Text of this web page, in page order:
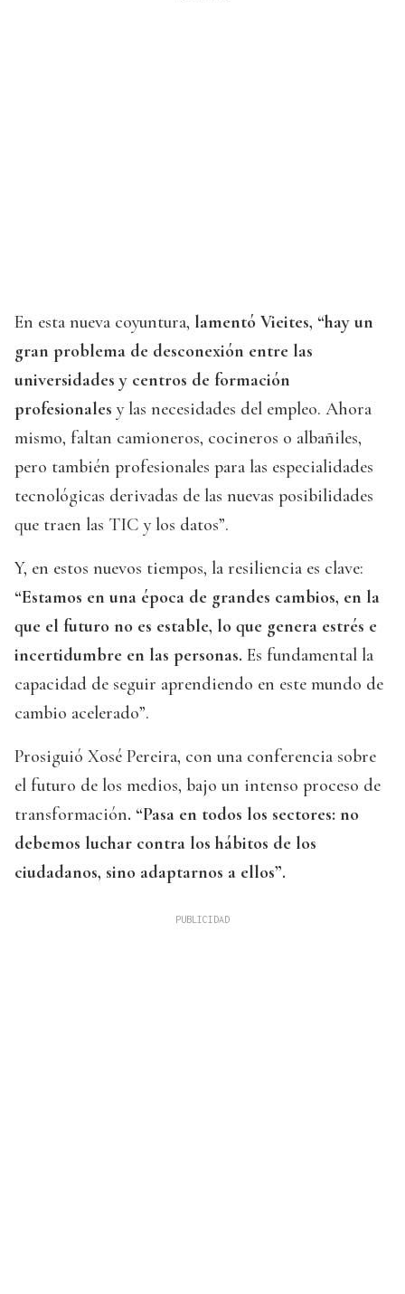
En esta nueva coyuntura, lamentó Vieites, “hay un
gran problema de desconexión entre las
universidades y centros de formación
profesionales y las necesidades del empleo. Ahora
mismo, faltan camioneros, cocineros o albañiles,
pero también profesionales para las especialidades
tecnológicas derivadas de las nuevas posibilidades
que traen las TIC y los datos”.
Y, en estos nuevos tiempos, la resiliencia es clave:
“Estamos en una época de grandes cambios, en la
que el futuro no es estable, lo que genera estrés e
incertidumbre en las personas. Es fundamental la
capacidad de seguir aprendiendo en este mundo de
cambio acelerado”.
Prosiguió Xosé Pereira, con una conferencia sobre
el futuro de los medios, bajo un intenso proceso de
transformación. “Pasa en todos los sectores: no
debemos luchar contra los hábitos de los
ciudadanos, sino adaptarnos a ellos”.